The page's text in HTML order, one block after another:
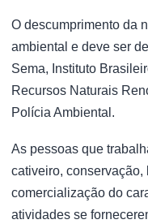
O descumprimento da
ambiental e deve ser
Sema, Instituto
Recursos Naturais
Polícia Ambiental.
As pessoas que
cativeiro,
comercialização do
atividades se